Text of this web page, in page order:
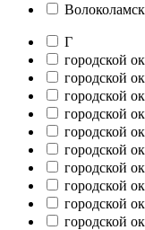
Г
городской
городской
городской
городской
городской
городской
городской
городской
городской
городской